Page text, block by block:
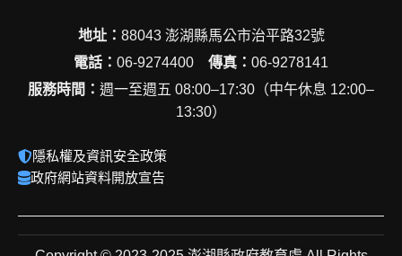
地址： 88043 澎湖縣馬公市治平路32號
電話： 06-9274400 傳真： 06-9278141
服務時間： 週一至週五 08:00–17:30（中午休息 12:00–
13:30）
隱私權及資訊安全政策
政府網站資料開放宣告